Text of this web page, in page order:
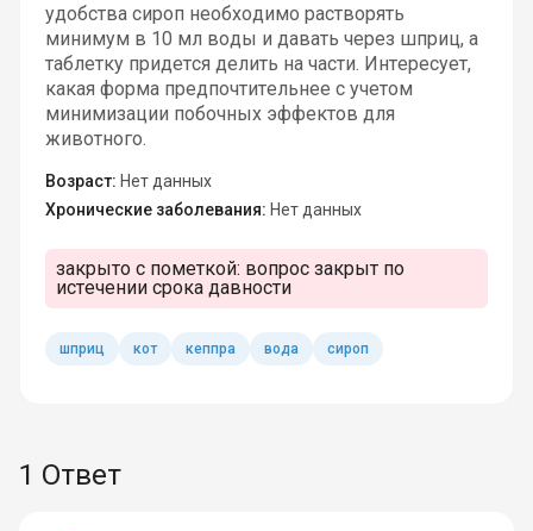
удобства сироп необходимо растворять
минимум в 10 мл воды и давать через шприц, а
таблетку придется делить на части. Интересует,
какая форма предпочтительнее с учетом
минимизации побочных эффектов для
животного.
Возраст: Нет данных
Хронические заболевания: Нет данных
закрыто с пометкой: вопрос закрыт по
истечении срока давности
шприц кот кеппра вода сироп
1 Ответ